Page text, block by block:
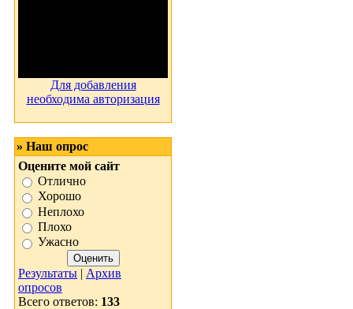
Для добавления
необходима авторизация
» Наш опрос
Оцените мой сайт
Отлично
Хорошо
Неплохо
Плохо
Ужасно
Результаты | Архив
опросов
Всего ответов: 133